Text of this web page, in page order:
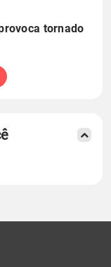
tornado